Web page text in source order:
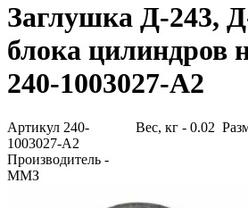
Заглушка Д-243,
блока
240-1003027-А2
Артикул 240-
1003027-А2
Производитель -
ММЗ
Вес, кг - 0.02